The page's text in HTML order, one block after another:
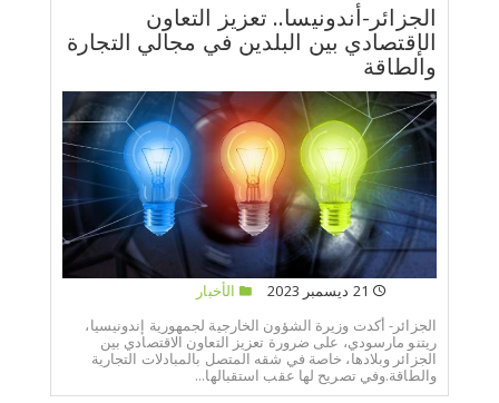
الجزائر-أندونيسا.. تعزيز التعاون
الإقتصادي بين البلدين في مجالي التجارة
والطاقة
الأخبار
الجزائر- أكدت وزيرة الشؤون الخارجية لجمهورية إندونيسيا،
ريتنو مارسودي، على ضرورة تعزيز التعاون الاقتصادي بين
الجزائر وبلادها، خاصة في شقه المتصل بالمبادلات التجارية
والطاقة.وفي تصريح لها عقب استقبالها...